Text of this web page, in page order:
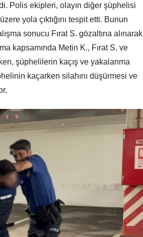
Polis ekipleri, olayın diğer şüphelisi
yola çıktığını tespit etti. Bunun
sonucu Fırat S. gözaltına alınarak
kapsamında Metin K., Fırat S. ve
şüphelilerin kaçış ve yakalanma
kaçarken silahını düşürmesi ve